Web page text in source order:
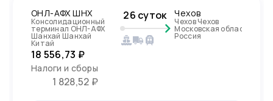
ОНЛ-АФХ ШНХ
Консолидационный
терминал ОНЛ-АФХ
Шанхай Шанхай
Китай
26 суток Чехов
Чехов Чехов
Московская область,
Россия
18 556,73 ₽
Налоги и сборы
1 828,52 ₽